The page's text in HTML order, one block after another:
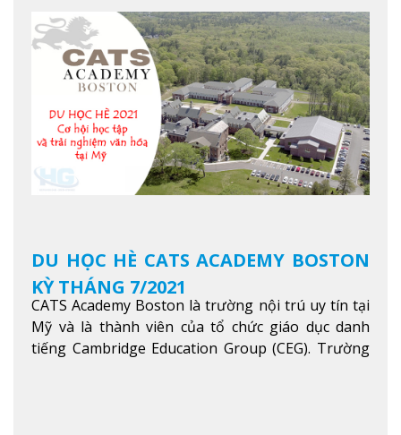
Khoa học máy tính…Trường cũng được bình chọn
là một trong những ngôi trường đáng học nhất
trong khu vực các nước ASEAN và Châu Á.Xem
thêm
DU HỌC HÈ CATS ACADEMY BOSTON
KỲ THÁNG 7/2021
CATS Academy Boston là trường nội trú uy tín tại
Mỹ và là thành viên của tổ chức giáo dục danh
tiếng Cambridge Education Group (CEG). Trường